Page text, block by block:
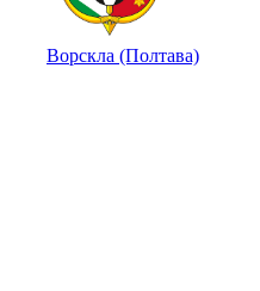
Ворскла (Полтава)